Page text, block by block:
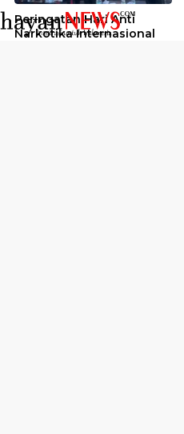
Peringatan Hari Anti
Narkotika Internasional